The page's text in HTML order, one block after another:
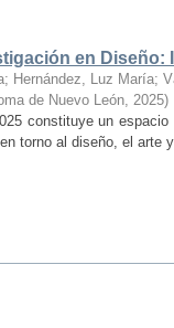
en Diseño:
Hernández, Luz María;
de Nuevo León, 2025)
constituye un
torno al diseño, el arte